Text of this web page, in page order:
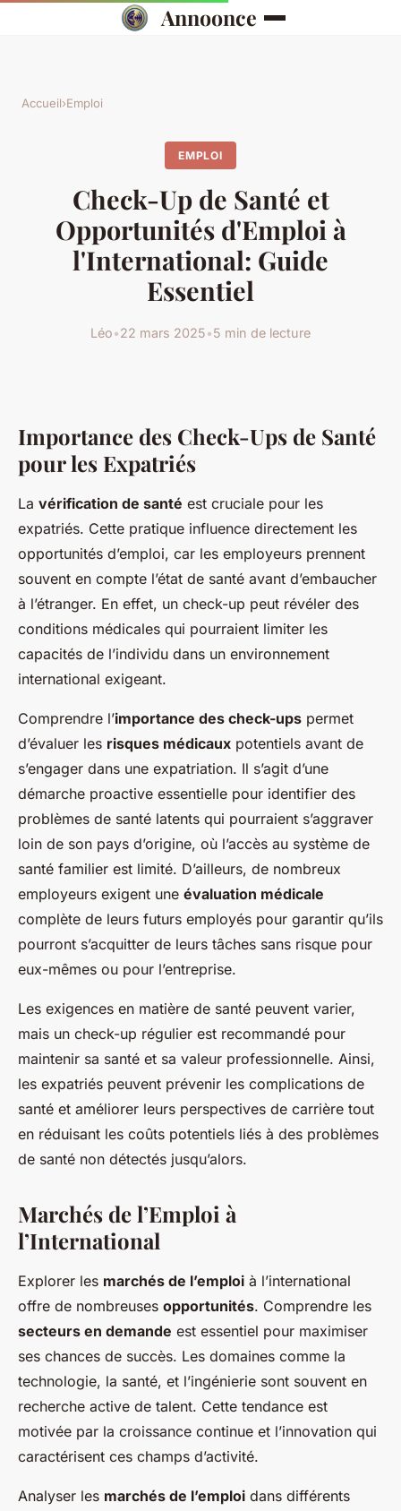
Annoonce
Accueil›Emploi
EMPLOI
Check-Up de Santé et
Opportunités d'Emploi à
l'International: Guide
Essentiel
Léo•22 mars 2025•5 min de lecture
Importance des Check-Ups de Santé
pour les Expatriés
La vérification de santé est cruciale pour les
expatriés. Cette pratique influence directement les
opportunités d’emploi, car les employeurs prennent
souvent en compte l’état de santé avant d’embaucher
à l’étranger. En effet, un check-up peut révéler des
conditions médicales qui pourraient limiter les
capacités de l’individu dans un environnement
international exigeant.
Comprendre l’importance des check-ups permet
d’évaluer les risques médicaux potentiels avant de
s’engager dans une expatriation. Il s’agit d’une
démarche proactive essentielle pour identifier des
problèmes de santé latents qui pourraient s’aggraver
loin de son pays d’origine, où l’accès au système de
santé familier est limité. D’ailleurs, de nombreux
employeurs exigent une évaluation médicale
complète de leurs futurs employés pour garantir qu’ils
pourront s’acquitter de leurs tâches sans risque pour
eux-mêmes ou pour l’entreprise.
Les exigences en matière de santé peuvent varier,
mais un check-up régulier est recommandé pour
maintenir sa santé et sa valeur professionnelle. Ainsi,
les expatriés peuvent prévenir les complications de
santé et améliorer leurs perspectives de carrière tout
en réduisant les coûts potentiels liés à des problèmes
de santé non détectés jusqu’alors.
Marchés de l’Emploi à
l’International
Explorer les marchés de l’emploi à l’international
offre de nombreuses opportunités. Comprendre les
secteurs en demande est essentiel pour maximiser
ses chances de succès. Les domaines comme la
technologie, la santé, et l’ingénierie sont souvent en
recherche active de talent. Cette tendance est
motivée par la croissance continue et l’innovation qui
caractérisent ces champs d’activité.
Analyser les marchés de l’emploi dans différents